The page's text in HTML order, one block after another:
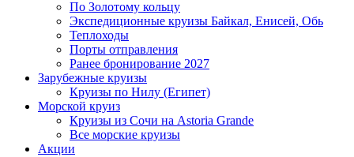
По Золотому кольцу
Экспедиционные круизы Байкал, Енисей, Обь
Теплоходы
Порты отправления
Ранее бронирование 2027
Зарубежные круизы
Круизы по Нилу (Египет)
Морской круиз
Круизы из Сочи на Astoria Grande
Все морские круизы
Акции